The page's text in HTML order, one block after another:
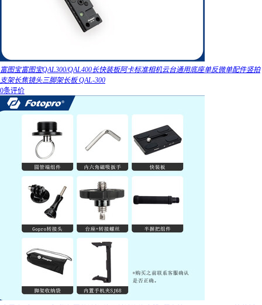
富图宝富图宝QAL300/QAL400长快装板阿卡标准相机云台通用底座单反微单配件竖拍
支架长焦镜头三脚架长板 QAL-300
0条评价